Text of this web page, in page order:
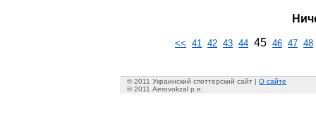
<< 41 42 43 44 45 46 47 48
© 2011 Украинский споттерский сайт | О сайте
© 2011 Aerovokzal p.e.